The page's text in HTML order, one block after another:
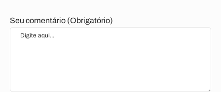
Seu comentário (Obrigatório)